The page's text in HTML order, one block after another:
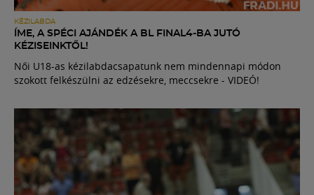
KÉZILABDA
ÍME, A SPÉCI AJÁNDÉK A BL FINAL4-BA JUTÓ
KÉZISEINKTŐL!
Női U18-as kézilabdacsapatunk nem mindennapi módon
szokott felkészülni az edzésekre, meccsekre - VIDEÓ!